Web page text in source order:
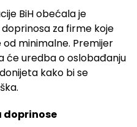
BiH obećala je
za firme koje
minimalne. Premijer
će uredba o oslobađanju
kako bi se
doprinose